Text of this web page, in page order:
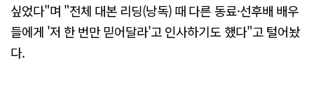
싶었다"며 "전체 대본 리딩(낭독) 때 다른 동료·선후배 배우
들에게 '저 한 번만 믿어달라'고 인사하기도 했다"고 털어놨
다.